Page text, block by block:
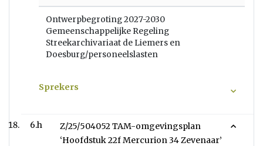
Ontwerpbegroting 2027-2030
Gemeenschappelijke Regeling
Streekarchivariaat de Liemers en
Doesburg/personeelslasten
Sprekers
6.h
Z/25/504052 TAM-omgevingsplan
‘Hoofdstuk 22f Mercurion 34 Zevenaar’